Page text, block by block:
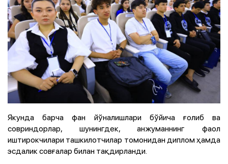
Якунда барча фан йўналишлари бўйича ғолиб ва
совриндорлар, шунингдек, анжуманнинг фаол
иштирокчилари ташкилотчилар томонидан диплом ҳамда
эсдалик совғалар билан тақдирланди.